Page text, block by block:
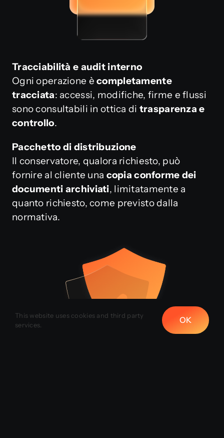
Tracciabilità e audit interno
Ogni operazione ècompletamente
tracciata: accessi, modifiche, firme e flussi
sono consultabili in ottica di trasparenza e
controllo.
Pacchetto di distribuzione
Il conservatore, qualora richiesto, può
fornire al cliente una copia conforme dei
documenti archiviati, limitatamente a
quanto richiesto, come previsto dalla
normativa.
This website uses cookies and third party
services.
OK